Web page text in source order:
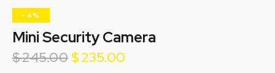
-4%
Mini Security Camera
$245.00$235.00